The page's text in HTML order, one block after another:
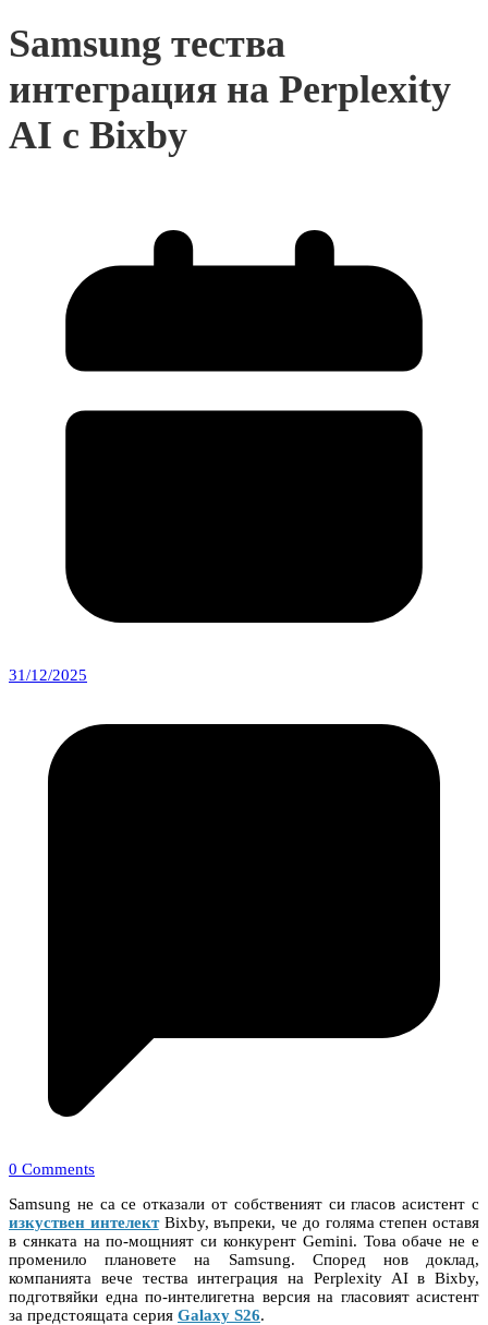
Samsung тества
интеграция на Perplexity
AI с Bixby
31/12/2025
0 Comments
Samsung не са се отказали от собственият си гласов асистент с
изкуствен интелектBixby, въпреки, че до голяма степен оставя
в сянката на по-мощният си конкурент Gemini. Това обаче не е
променило плановете на Samsung. Според нов доклад,
компанията вече тества интеграция на Perplexity AI в Bixby,
подготвяйки една по-интелигетна версия на гласовият асистент
за предстоящата серия Galaxy S26.